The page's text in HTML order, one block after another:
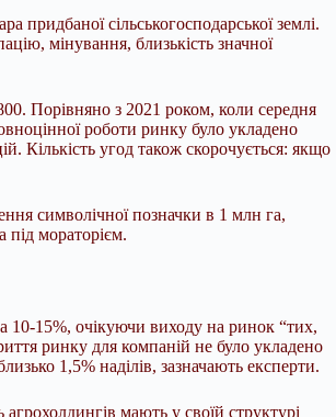
придбаної сільськогосподарської землі.
мінування, близькість значної
Порівняно з 2021 роком, коли середня
роботи ринку було укладено
Кількість угод також скорочується: якщо
символічної позначки в 1 млн га,
під мораторієм.
10-15%, очікуючи виходу на ринок “тих,
ринку для компаній не було укладено
1,5% наділів, зазначають експерти.
мають у своїй структурі